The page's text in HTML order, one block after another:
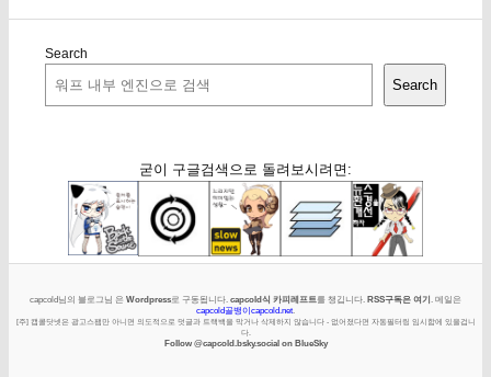
Search
Search
굳이 구글검색으로 돌려보시려면:
capcold님의 블로그님 은 Wordpress로 구동됩니다. capcold식 카피레프트를 챙깁니다. RSS구독은 여기 . 메일은
capcold골뱅이capcold.net
[주] 캡콜닷넷은 광고스팸만 아니면 의도적으로 덧글과 트랙백을 막거나 삭제하지 않습니다 - 없어졌다면 자동필터링 임시함에 있을겁니
다.
Follow @capcold.bsky.social on BlueSky